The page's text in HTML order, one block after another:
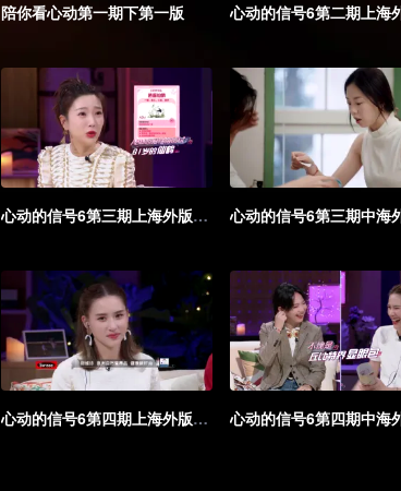
陪你看心动第一期下第一版
心动的信号6第三期上海外版第二版.mp4
心动的信号6第四期上海外版第一版.mp4